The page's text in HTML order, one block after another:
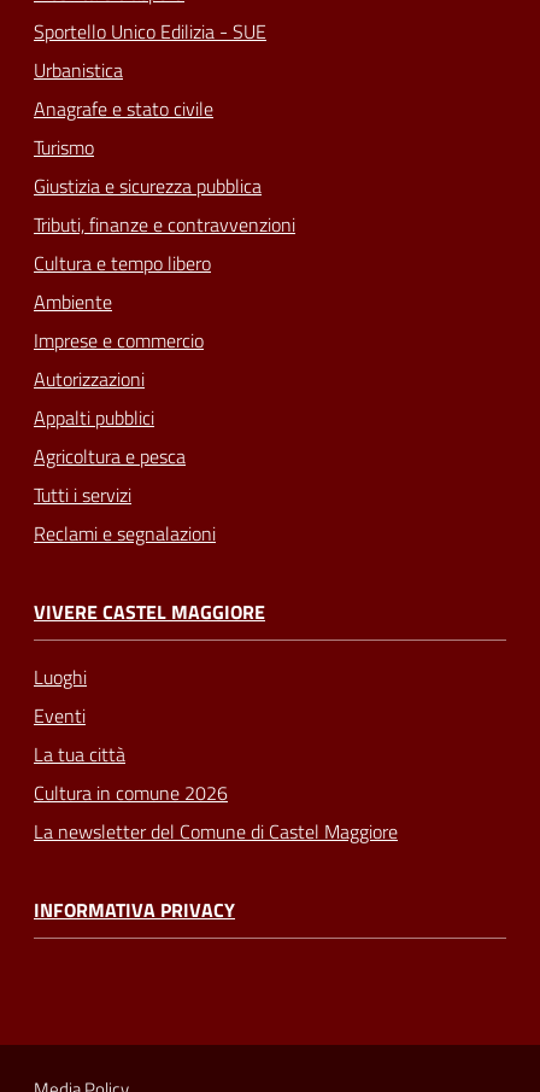
Sportello Unico Edilizia - SUE
Urbanistica
Anagrafe e stato civile
Turismo
Giustizia e sicurezza pubblica
Tributi, finanze e contravvenzioni
Cultura e tempo libero
Ambiente
Imprese e commercio
Autorizzazioni
Appalti pubblici
Agricoltura e pesca
Tutti i servizi
Reclami e segnalazioni
VIVERE CASTEL MAGGIORE
Luoghi
Eventi
La tua città
Cultura in comune 2026
La newsletter del Comune di Castel Maggiore
INFORMATIVA PRIVACY